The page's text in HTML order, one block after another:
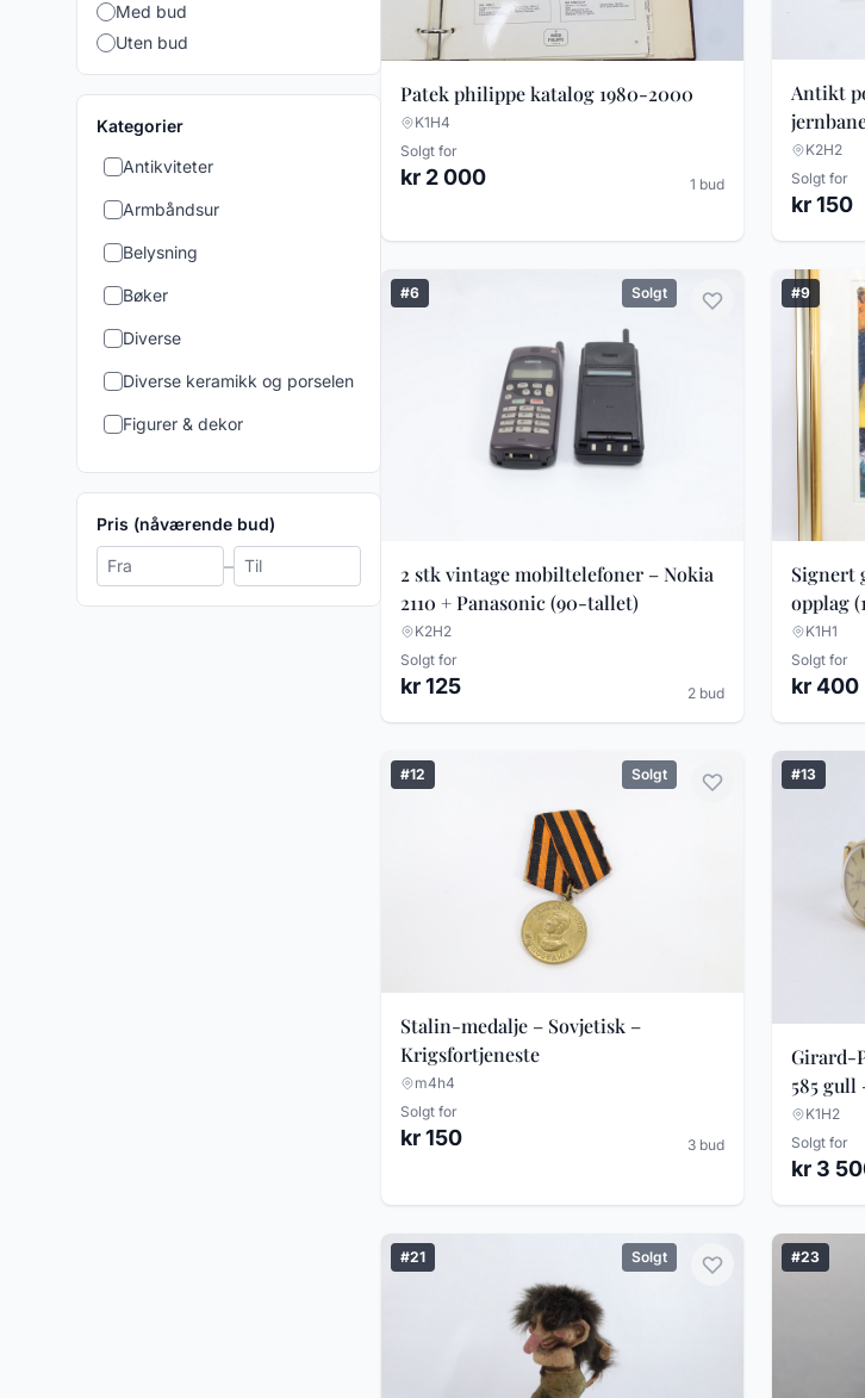
Med bud
Uten bud
Kategorier
Antikviteter
Armbåndsur
Belysning
Bøker
Diverse
Diverse keramikk og porselen
Figurer & dekor
Klokke og Lommeur
Pris (nåværende bud)
–
Patek philippe katalog 1980-2000
K1H4
Solgt for
kr 2 000 1 bud
Antikt
Thurn-
K2H2
Solgt for
kr 150
#6 Solgt
2 stk vintage mobiltelefoner – Nokia
2110 + Panasonic (90-tallet)
K2H2
Solgt for
kr 125 2 bud
#9
Signert
opplag
K1H1
Solgt for
kr 400
#12 Solgt
Stalin-medalje – Sovjetisk –
Krigsfortjeneste
m4h4
Solgt for
kr 150 3 bud
#13
Girard-
585
K1H2
Solgt for
kr 3
#21 Solgt #23